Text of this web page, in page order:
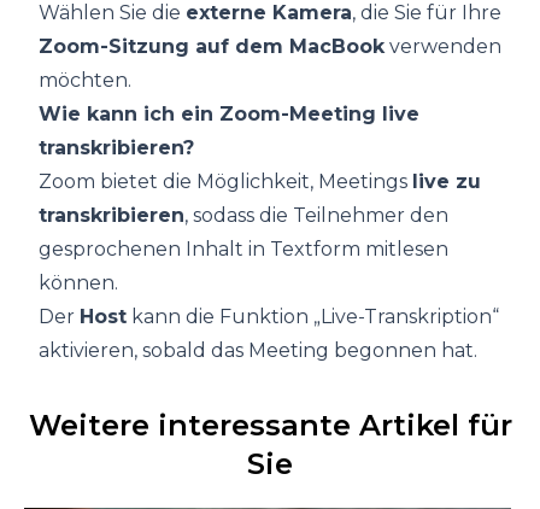
Wählen Sie die externe Kamera, die Sie für Ihre
Zoom-Sitzung auf dem MacBookverwenden
möchten.
Wie kann ich ein Zoom-Meeting live
transkribieren?
Zoom bietet die Möglichkeit, Meetings live zu
transkribieren, sodass die Teilnehmer den
gesprochenen Inhalt in Textform mitlesen
können.
Der Host kann die Funktion „Live-Transkription“
aktivieren, sobald das Meeting begonnen hat.
Weitere interessante Artikel für
Sie